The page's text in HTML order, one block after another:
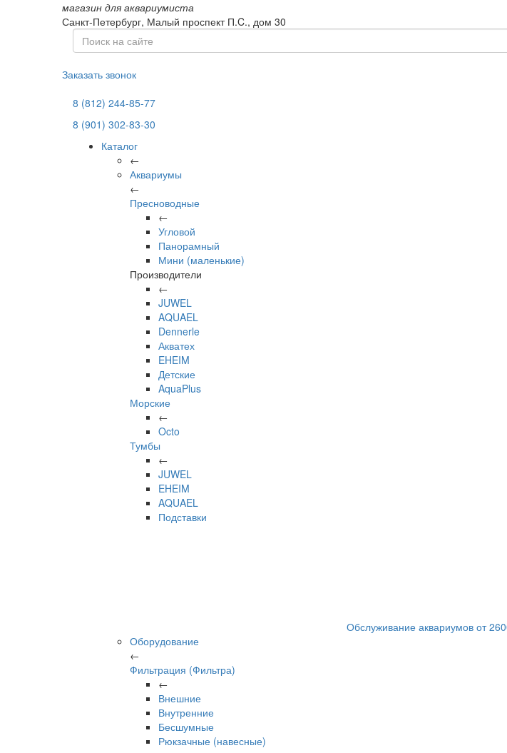
магазин для аквариумиста
Санкт-Петербург, Малый проспект П.C., дом 30
Заказать звонок
8 (812) 244-85-77
8 (901) 302-83-30
Каталог
←
Аквариумы
←
Пресноводные
←
Угловой
Панорамный
Мини (маленькие)
Производители
←
JUWEL
AQUAEL
Dennerle
Акватех
EHEIM
Детские
AquaPlus
Морские
←
Octo
Тумбы
←
JUWEL
EHEIM
AQUAEL
Подставки
Обслуживание аквариумов от
Оборудование
←
Фильтрация (Фильтра)
←
Внешние
Внутренние
Бесшумные
Рюкзачные (навесные)